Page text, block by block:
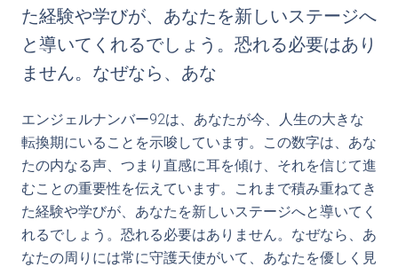
た経験や学びが、あなたを新しいステージへ
と導いてくれるでしょう。恐れる必要はあり
ません。なぜなら、あな
エンジェルナンバー92は、あなたが今、人生の大きな
転換期にいることを示唆しています。この数字は、あな
たの内なる声、つまり直感に耳を傾け、それを信じて進
むことの重要性を伝えています。これまで積み重ねてき
た経験や学びが、あなたを新しいステージへと導いてく
れるでしょう。恐れる必要はありません。なぜなら、あ
なたの周りには常に守護天使がいて、あなたを優しく見